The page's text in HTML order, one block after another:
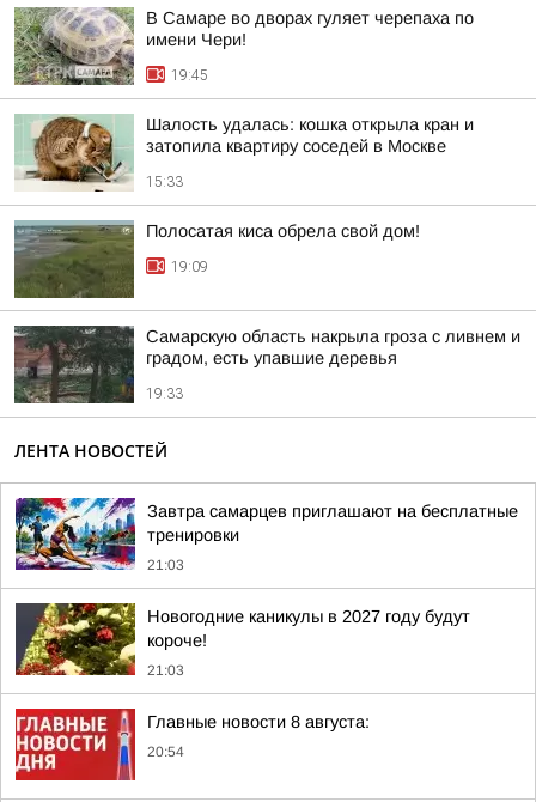
В Самаре во дворах гуляет черепаха по
имени Чери!
19:45
Шалость удалась: кошка открыла кран и
затопила квартиру соседей в Москве
15:33
Полосатая киса обрела свой дом!
19:09
Самарскую область накрыла гроза с ливнем и
градом, есть упавшие деревья
19:33
ЛЕНТА НОВОСТЕЙ
Завтра самарцев приглашают на бесплатные
тренировки
21:03
Новогодние каникулы в 2027 году будут
короче!
21:03
Главные новости 8 августа:
20:54